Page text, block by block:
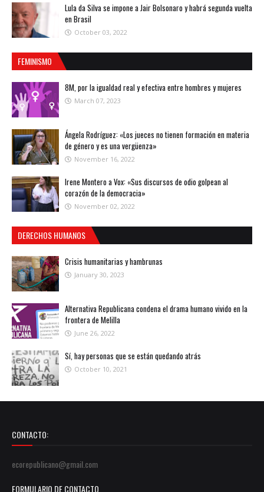
Lula da Silva se impone a Jair Bolsonaro y habrá segunda vuelta
en Brasil
October 03, 2022
FEMINISMO
8M, por la igualdad real y efectiva entre hombres y mujeres
March 07, 2023
Ángela Rodríguez: «Los jueces no tienen formación en materia
de género y es una vergüenza»
November 16, 2022
Irene Montero a Vox: «Sus discursos de odio golpean al
corazón de la democracia»
November 02, 2022
DERECHOS HUMANOS
Crisis humanitarias y hambrunas
January 30, 2023
Alternativa Republicana condena el drama humano vivido en la
frontera de Melilla
June 26, 2022
Sí, hay personas que se están quedando atrás
October 10, 2021
CONTACTO:
ecorepublicano@gmail.com
FORMULARIO DE CONTACTO